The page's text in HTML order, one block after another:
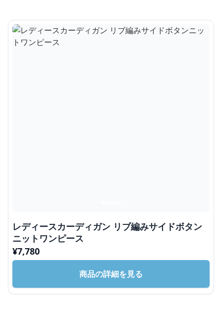
レディースカーディガン リブ編みサイドボタン
ニットワンピース
¥7,780
商品の詳細を見る